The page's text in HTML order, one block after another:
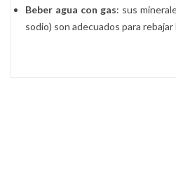
Beber agua con gas: sus
sodio) son adecuados para rebajar